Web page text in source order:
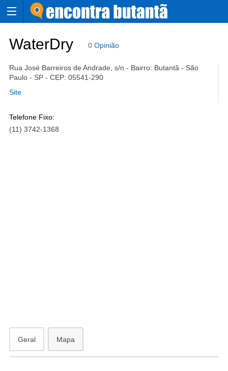
WaterDry 0 Opinião
Rua José Barreiros de Andrade, s/n - Bairro: Butantã - São
Paulo - SP - CEP: 05541-290
Site
Telefone Fixo:
(11) 3742-1368
Geral Mapa